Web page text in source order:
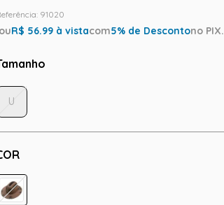
: 91020
ouR$ 56.99 à vistacom5% de Descontono PIX.
U